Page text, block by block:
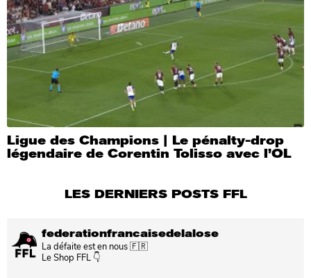
Ligue des Champions | Le pénalty-drop
légendaire de Corentin Tolisso avec l’OL
LES DERNIERS POSTS FFL
federationfrancaisedelalose
La défaite est en nous 🇫🇷
Le Shop FFL 👇